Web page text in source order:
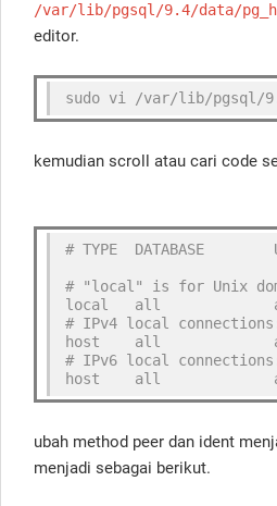
/var/lib/pgsql/9.4/data/
editor.
sudo vi /var/lib/pgsql/
kemudian scroll atau cari code
# TYPE  DATABASE
# "local" is for Unix
local   all
# IPv4 local
host    all
# IPv6 local
host    all
ubah method peer dan ident
menjadi sebagai berikut.